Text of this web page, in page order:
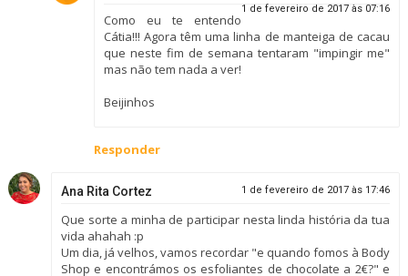
1 de fevereiro de 2017 às 07:16
Como eu te entendo
Cátia!!! Agora têm uma linha de manteiga de cacau
que neste fim de semana tentaram "impingir me"
mas não tem nada a ver!
Beijinhos
Responder
Ana Rita Cortez 1 de fevereiro de 2017 às 17:46
Que sorte a minha de participar nesta linda história da tua
vida ahahah :p
Um dia, já velhos, vamos recordar "e quando fomos à Body
Shop e encontrámos os esfoliantes de chocolate a 2€?" e